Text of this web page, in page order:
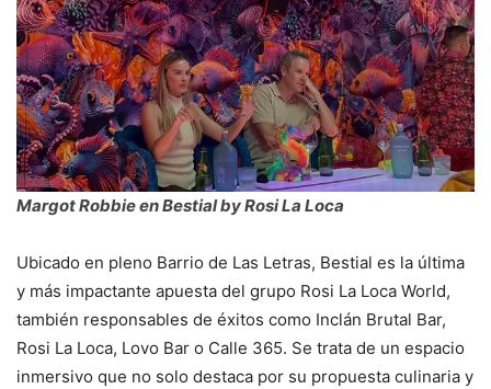
Margot Robbie en Bestial by Rosi La Loca
Ubicado en pleno Barrio de Las Letras, Bestial es la última
y más impactante apuesta del grupo Rosi La Loca World,
también responsables de éxitos como Inclán Brutal Bar,
Rosi La Loca, Lovo Bar o Calle 365. Se trata de un espacio
inmersivo que no solo destaca por su propuesta culinaria y